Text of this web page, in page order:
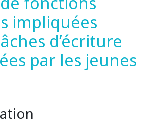
impliquées
d’écriture
par les jeunes